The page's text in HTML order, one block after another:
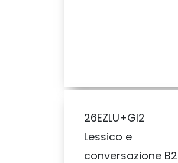
26EZLU+GI2
Lessico e
conversazione B2